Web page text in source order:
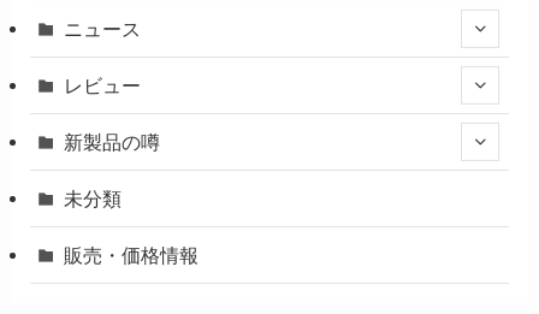
ニュース
レビュー
新製品の噂
未分類
販売・価格情報